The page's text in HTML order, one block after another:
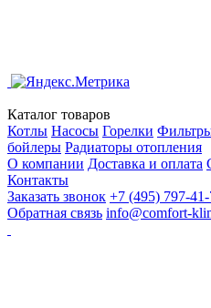
Каталог товаров
Котлы Насосы Горелки
бойлеры Радиаторы отопления
О компании Доставка и оплата
Контакты
Заказать звонок +7 (495) 797-
Обратная связь info@comfort-